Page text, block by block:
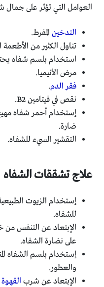
العوامل التي تؤثر على جمال
التدخين المفرط.
تناول الكثير من الأطعمة
استخدام بلسم شفاه
مرض الأنيميا.
فقر الدم.
نقص في فيتامين B2.
إستخدام أحمر شفاه
ضارة.
التقشير السيء للشفاه.
علاج تشققات الشفاه
إستخدام الزيوت
للشفاه.
الإبتعاد عن التنفس من
على نضارة الشفاه.
إستخدام بلسم الشفاه
والعطور.
الإبتعاد عن شرب القهوة